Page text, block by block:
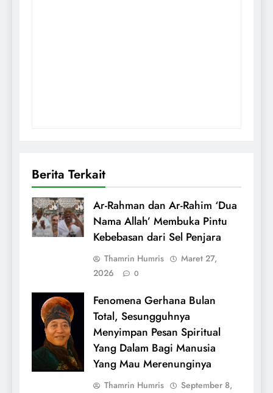
Berita Terkait
Ar-Rahman dan Ar-Rahim ‘Dua
Nama Allah’ Membuka Pintu
Kebebasan dari Sel Penjara
Thamrin Humris
Maret 27,
2026
0
Fenomena Gerhana Bulan
Total, Sesungguhnya
Menyimpan Pesan Spiritual
Yang Dalam Bagi Manusia
Yang Mau Merenunginya
Thamrin Humris
September 8,